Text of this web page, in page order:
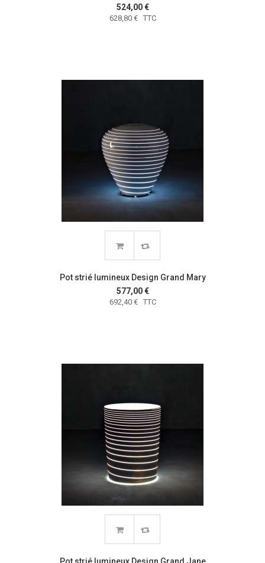
524,00 €
628,80 € TTC
Pot strié lumineux Design Grand Mary
577,00 €
692,40 € TTC